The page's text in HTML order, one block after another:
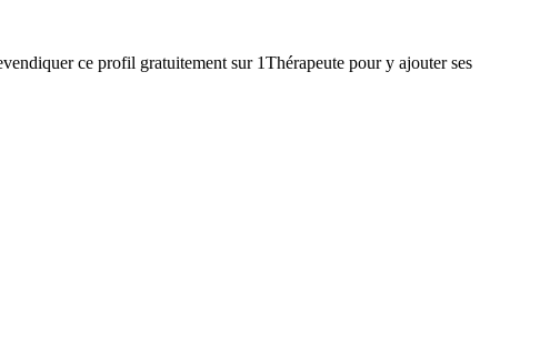
ce profil gratuitement sur 1Thérapeute pour y ajouter ses